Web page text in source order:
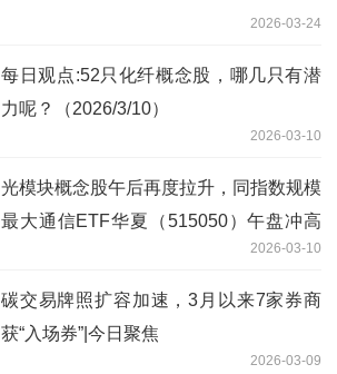
2026-03-24
每日观点:52只化纤概念股，哪几只有潜
力呢？（2026/3/10）
2026-03-10
光模块概念股午后再度拉升，同指数规模
最大通信ETF华夏（515050）午盘冲高
2026-03-10
碳交易牌照扩容加速，3月以来7家券商
获“入场券”|今日聚焦
2026-03-09